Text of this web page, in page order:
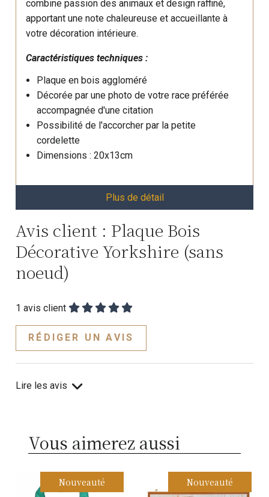
combine passion des animaux et design raffiné,
apportant une note chaleureuse et accueillante à
votre décoration intérieure.
Caractéristiques techniques :
Plaque en bois aggloméré
Décorée par une photo de votre race préférée
accompagnée d'une citation
Possibilité de l'accorcher par la petite
cordelette
Dimensions : 20x13cm
Plus de détail
Avis client : Plaque Bois
Décorative Yorkshire (sans
noeud)
1 avis client
RÉDIGER UN AVIS
Lire les avis
Vous aimerez aussi
Nouveauté Nouveauté